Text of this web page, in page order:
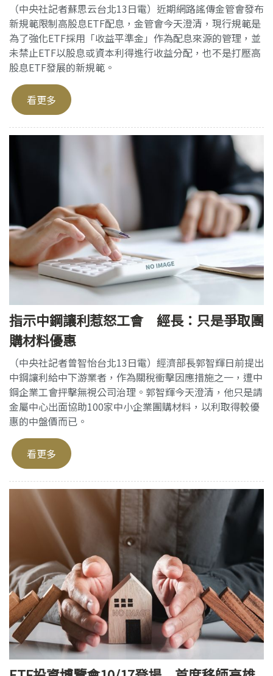
（中央社記者蘇思云台北13日電）近期網路謠傳金管會發布
新規範限制高股息ETF配息，金管會今天澄清，現行規範是
為了強化ETF採用「收益平準金」作為配息來源的管理，並
未禁止ETF以股息或資本利得進行收益分配，也不是打壓高
股息ETF發展的新規範。
看更多
指示中鋼讓利惹怒工會 經長：只是爭取團
購材料優惠
（中央社記者曾智怡台北13日電）經濟部長郭智輝日前提出
中鋼讓利給中下游業者，作為關稅衝擊因應措施之一，遭中
鋼企業工會抨擊無視公司治理。郭智輝今天澄清，他只是請
金屬中心出面協助100家中小企業團購材料，以利取得較優
惠的中盤價而已。
看更多